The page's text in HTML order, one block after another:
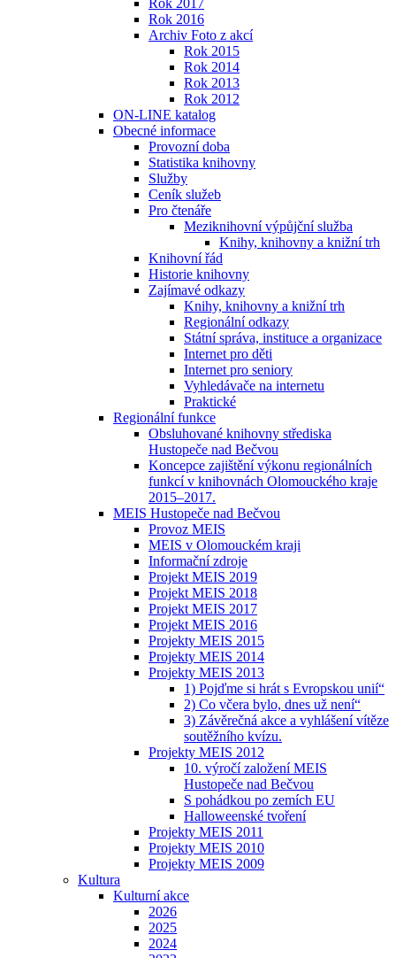
Rok 2017
Rok 2016
Archiv Foto z akcí
Rok 2015
Rok 2014
Rok 2013
Rok 2012
ON-LINE katalog
Obecné informace
Provozní doba
Statistika knihovny
Služby
Ceník služeb
Pro čtenáře
Meziknihovní výpůjční služba
Knihy, knihovny a knižní trh
Knihovní řád
Historie knihovny
Zajímavé odkazy
Knihy, knihovny a knižní trh
Regionální odkazy
Státní správa, instituce a organizace
Internet pro děti
Internet pro seniory
Vyhledávače na internetu
Praktické
Regionální funkce
Obsluhované knihovny střediska
Hustopeče nad Bečvou
Koncepce zajištění výkonu regionálních
funkcí v knihovnách Olomouckého kraje
2015–2017.
MEIS Hustopeče nad Bečvou
Provoz MEIS
MEIS v Olomouckém kraji
Informační zdroje
Projekt MEIS 2019
Projekt MEIS 2018
Projekt MEIS 2017
Projekt MEIS 2016
Projekty MEIS 2015
Projekty MEIS 2014
Projekty MEIS 2013
1) Pojďme si hrát s Evropskou unií“
2) Co včera bylo, dnes už není“
3) Závěrečná akce a vyhlášení vítěze
soutěžního kvízu.
Projekty MEIS 2012
10. výročí založení MEIS
Hustopeče nad Bečvou
S pohádkou po zemích EU
Halloweenské tvoření
Projekty MEIS 2011
Projekty MEIS 2010
Projekty MEIS 2009
Kultura
Kulturní akce
2026
2025
2024